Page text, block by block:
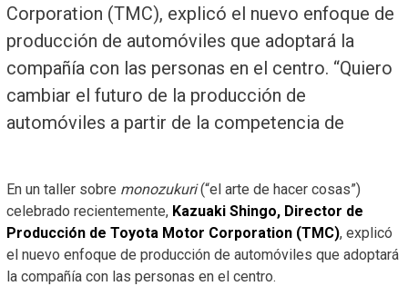
Corporation (TMC), explicó el nuevo enfoque de
producción de automóviles que adoptará la
compañía con las personas en el centro. “Quiero
cambiar el futuro de la producción de
automóviles a partir de la competencia de
En un taller sobre monozukuri(“el arte de hacer cosas”)
celebrado recientemente, Kazuaki Shingo, Director de
Producción de Toyota Motor Corporation (TMC), explicó
el nuevo enfoque de producción de automóviles que adoptará
la compañía con las personas en el centro.